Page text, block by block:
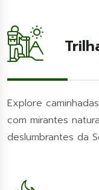
Explore
com mirantes
deslumbrantes da